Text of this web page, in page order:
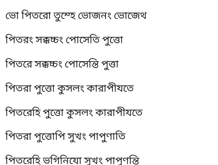
ভো পিতরো তুম্হে ভোজনং ভোজেথ
পিতরং সক্কচ্চং পোসেতি পুত্তো
পিতরে সক্কচ্চং পোসেন্তি পুত্তা
পিতরা পুত্তো কুসলং কারাপীযতে
পিতরেহি পুত্তো কুসলং কারাপীযতে
পিতরা পুত্তোপি সুখং পাপুণাতি
পিতরেহি ভগিনিযো সুখং পাপুণন্তি